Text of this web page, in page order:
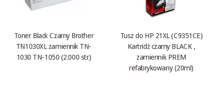
Toner Black Czarny Brother
TN1030XL zamiennik TN-
1030 TN-1050 (2.000 str.)
Tusz do HP 21XL (C9351CE)
Kartridż czarny BLACK ,
zamiennik PREM
refabrykowany (20ml)